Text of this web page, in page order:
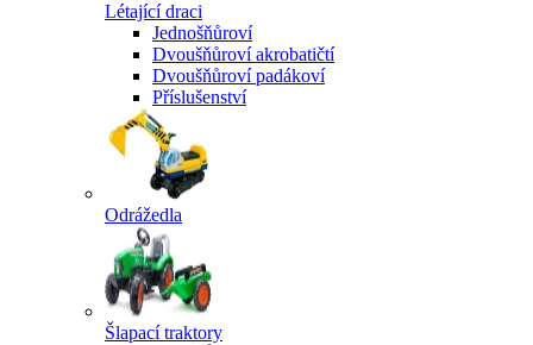
Létající draci
Jednošňůroví
Dvoušňůroví akrobatičtí
Dvoušňůroví padákoví
Příslušenství
Odrážedla
Šlapací traktory